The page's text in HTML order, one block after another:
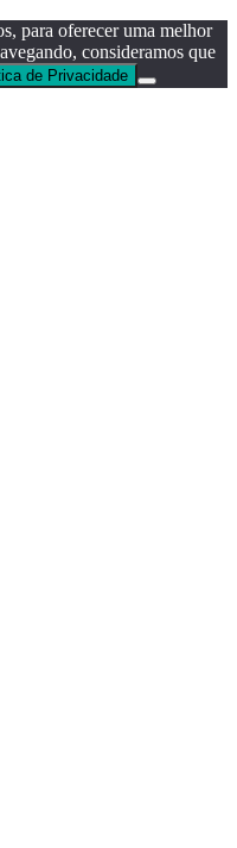
para oferecer uma melhor
consideramos que
de Privacidade